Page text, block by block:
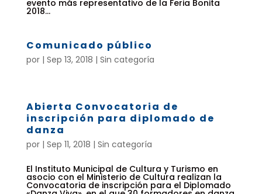
evento más representativo de la Feria Bonita
2018...
Comunicado público
por | Sep 13, 2018 | Sin categoría
Abierta Convocatoria de
inscripción para diplomado de
danza
por | Sep 11, 2018 | Sin categoría
El Instituto Municipal de Cultura y Turismo en
asocio con el Ministerio de Cultura realizan la
Convocatoria de inscripción para el Diplomado